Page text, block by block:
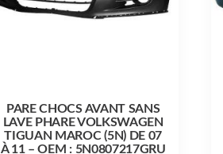
PARE CHOCS AVANT SANS
LAVE PHARE VOLKSWAGEN
TIGUAN MAROC (5N) DE 07
À 11 – OEM : 5N0807217GRU